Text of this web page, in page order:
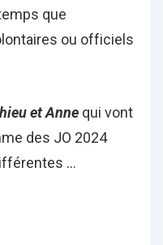
que
ou officiels
et Anne qui vont
des JO 2024
…